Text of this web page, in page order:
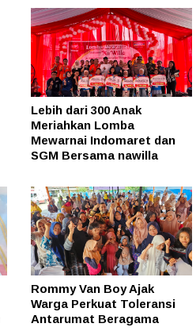
Lebih dari 300 Anak
Meriahkan Lomba
Mewarnai Indomaret dan
SGM Bersama nawilla
Rommy Van Boy Ajak
Warga Perkuat Toleransi
Antarumat Beragama